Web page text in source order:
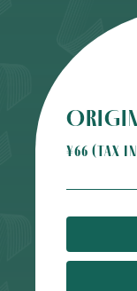
¥66 (tax